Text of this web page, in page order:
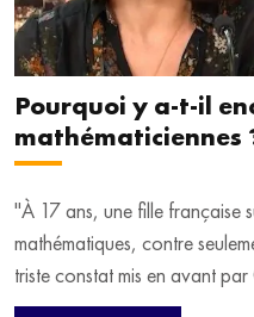
Pourquoi y a-t-il
mathématiciennes
"À 17 ans, une fille française
mathématiques, contre
triste constat mis en avant
livre " Matheuses : les filles,